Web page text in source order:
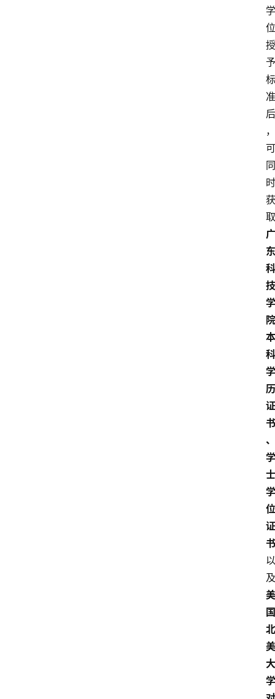
学
位
授
予
标
准
后
，
可
同
时
获
取
广
东
科
技
学
院
本
科
学
历
证
书
、
学
士
学
位
证
书
以
及
美
国
北
美
大
学